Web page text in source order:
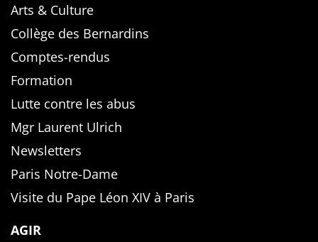
Arts & Culture
Collège des Bernardins
Comptes-rendus
Formation
Lutte contre les abus
Mgr Laurent Ulrich
Newsletters
Paris Notre-Dame
Visite du Pape Léon XIV à Paris
AGIR